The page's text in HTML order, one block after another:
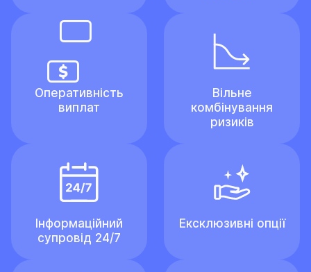
Оперативність
виплат
Вільне
комбінування
ризиків
Інформаційний
супровід 24/7
Ексклюзивні опції